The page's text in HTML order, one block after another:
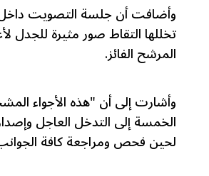
وأضافت أن جلسة التصويت
تخللها التقاط صور مثيرة للجدل
المرشح الفائز.
وأشارت إلى أن "هذه الأجواء
الخمسة إلى التدخل العاجل
لحين فحص ومراجعة كافة الجوانب